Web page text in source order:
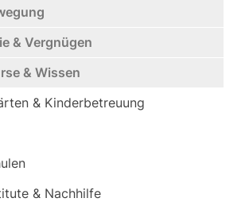
& Vergnügen
& Wissen
& Kinderbetreuung
& Nachhilfe